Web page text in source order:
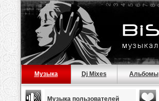
Музыка Dj Mixes Альбомы
Музыка пользователей